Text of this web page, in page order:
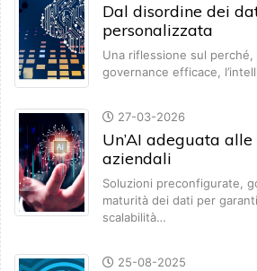
Dal disordine dei
personalizzata
Una riflessione sul
governance efficace,
27-03-2026
Un’AI adeguata
aziendali
Soluzioni preconfigurate,
maturità dei dati per
scalabilità…
25-08-2025